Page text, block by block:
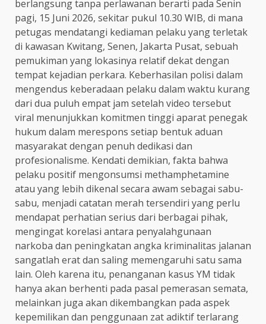
berlangsung tanpa perlawanan berarti pada Senin
pagi, 15 Juni 2026, sekitar pukul 10.30 WIB, di mana
petugas mendatangi kediaman pelaku yang terletak
di kawasan Kwitang, Senen, Jakarta Pusat, sebuah
pemukiman yang lokasinya relatif dekat dengan
tempat kejadian perkara. Keberhasilan polisi dalam
mengendus keberadaan pelaku dalam waktu kurang
dari dua puluh empat jam setelah video tersebut
viral menunjukkan komitmen tinggi aparat penegak
hukum dalam merespons setiap bentuk aduan
masyarakat dengan penuh dedikasi dan
profesionalisme. Kendati demikian, fakta bahwa
pelaku positif mengonsumsi methamphetamine
atau yang lebih dikenal secara awam sebagai sabu-
sabu, menjadi catatan merah tersendiri yang perlu
mendapat perhatian serius dari berbagai pihak,
mengingat korelasi antara penyalahgunaan
narkoba dan peningkatan angka kriminalitas jalanan
sangatlah erat dan saling memengaruhi satu sama
lain. Oleh karena itu, penanganan kasus YM tidak
hanya akan berhenti pada pasal pemerasan semata,
melainkan juga akan dikembangkan pada aspek
kepemilikan dan penggunaan zat adiktif terlarang